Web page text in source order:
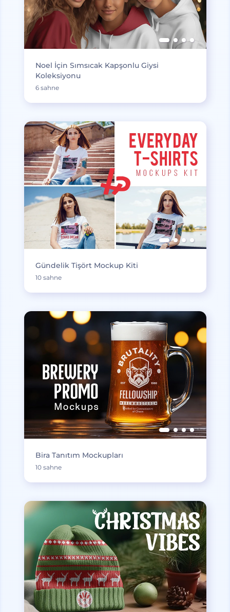
Noel İçin Sımsıcak Kapşonlu Giysi
Koleksiyonu
6 sahne
Gündelik Tişört Mockup Kiti
10 sahne
Bira Tanıtım Mockupları
10 sahne